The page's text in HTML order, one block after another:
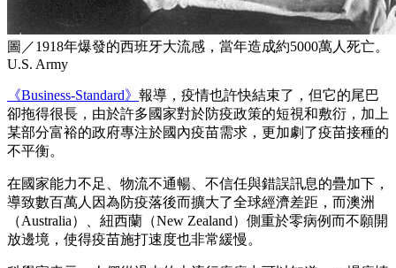
圖／1918年爆發的西班牙大流感，當年造成約5000萬人死亡。
U.S. Army
《Business-Standard》 報導，疫情也許快結束了，但它的尾巴
卻拖得很長，由於許多國家對於防疫政策的短視和敷衍，加上
某部分富裕的政府專注於國內疫苗需求，更加劇了疫苗接種的
不平衡。
在國家能力不足、物流不通暢、不信任與錯誤訊息的疊加下，
導致數百萬人因為防疫落後而擴大了全球經濟差距，而澳洲
（Australia）、紐西蘭（New Zealand）側重於零病例而不願開
放邊境，使得疫苗施打速度也非常緩慢。